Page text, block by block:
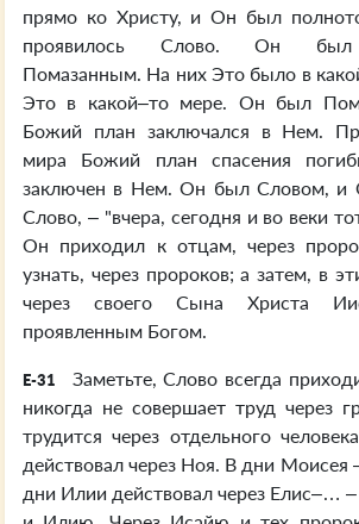
прямо ко Христу, и Он был
проявилось Слово. Он был
Помазанным. На них Это было в
Это в какой–то мере. Он был
Божий план заключался в Нем.
мира Божий план спасения
заключен в Нем. Он был Словом, и
Слово, – "вчера, сегодня и во веки
Он приходил к отцам, через
узнать, через пророков; а затем, в
через своего Сына Христа
проявленным Богом.
E-31
Заметьте, Слово всегда
никогда не совершает труд через
трудится через отдельного
действовал через Ноя. В дни Моисея
дни Илии действовал через Елис–…